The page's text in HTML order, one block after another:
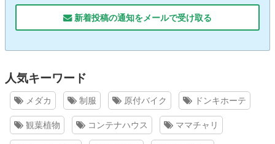
新着投稿の通知をメールで受け取る
人気キーワード
メダカ 制服 原付バイク ドンキホーテ
観葉植物 コンテナハウス ママチャリ